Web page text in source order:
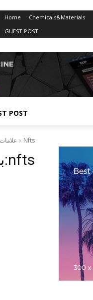
Home Chemicals&Materials
GUEST POST
POST
علامات Nfts
بطاقة شعار:nfts